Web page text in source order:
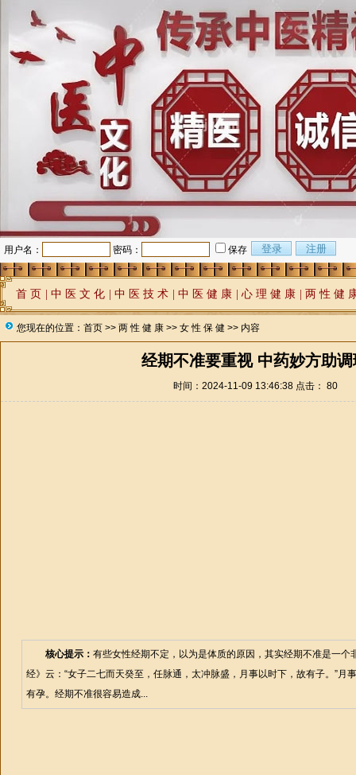
用户名： 密码： 保存
首 页 中 医 文 化 中 医 技 术 中 医 健 康 心 理 健 康 两 性 健
您现在的位置： 首页 >> 两 性 健 康 >> 女 性 保 健 >> 内容
经期不准要重视 中药妙方助调
时间：2024-11-09 13:46:38 点击： 80
核心提示： 有些女性经期不定，以为是体质的原因，其实经期不准是一个
经》云：“女子二七而天癸至，任脉通，太冲脉盛，月事以时下，故有子。”月
有孕。经期不准很容易造成...